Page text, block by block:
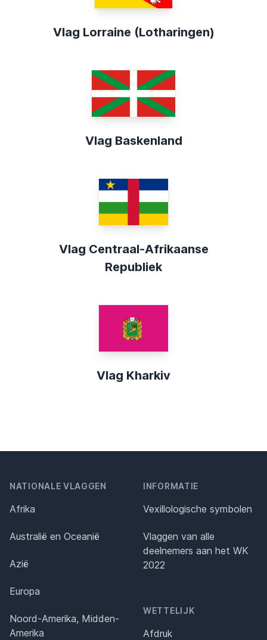
Vlag Lorraine (Lotharingen)
Vlag Baskenland
Vlag Centraal-Afrikaanse
Republiek
Vlag Kharkiv
NATIONALE VLAGGEN
Afrika
Australië en Oceanië
Azië
Europa
Noord-Amerika, Midden-
Amerika
INFORMATIE
Vexillologische symbolen
Vlaggen van alle
deelnemers aan het WK
2022
WETTELIJK
Afdruk